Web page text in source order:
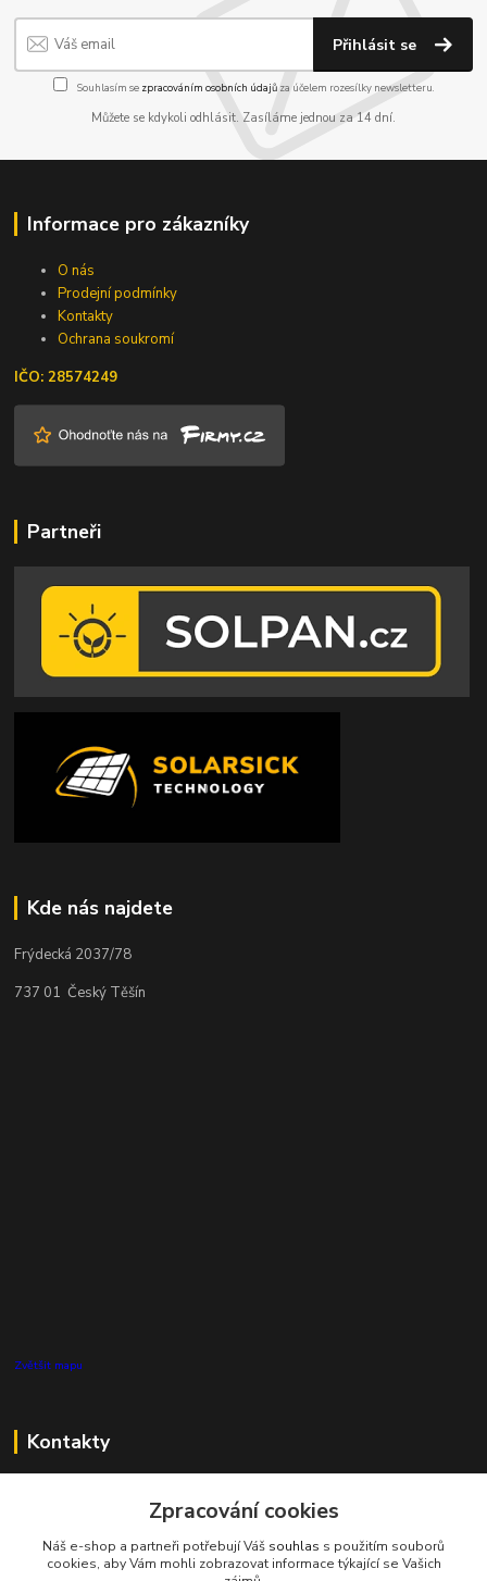
Přihlásit se
Souhlasím se zpracováním osobních údajůza účelem rozesílky newsletteru.
Můžete se kdykoli odhlásit. Zasíláme jednou za 14 dní.
Informace pro zákazníky
O nás
Prodejní podmínky
Kontakty
Ochrana soukromí
IČO: 28574249
Partneři
Kde nás najdete
Frýdecká 2037/78
737 01 Český Těšín
Zvětšit mapu
Kontakty
+420 727 808 115
info@proecosystem.cz
Zpracování cookies
Náš e-shop a partneři potřebují Váš souhlas s použitím souborů
cookies, aby Vám mohli zobrazovat informace týkající se Vašich